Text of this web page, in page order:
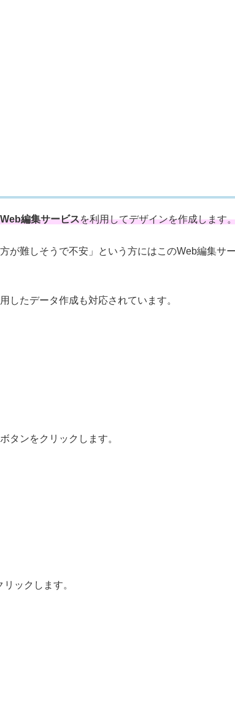
Web編集サービスを利用してデザインを作成します
が難しそうで不安」という方にはこのWeb編集サ
したデータ作成も対応されています。
タンをクリックします。
ックします。